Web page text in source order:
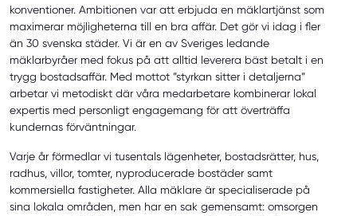
konventioner. Ambitionen var att erbjuda en mäklartjänst som
maximerar möjligheterna till en bra affär. Det gör vi idag i fler
än 30 svenska städer. Vi är en av Sveriges ledande
mäklarbyråer med fokus på att alltid leverera bäst betalt i en
trygg bostadsaffär. Med mottot ”styrkan sitter i detaljerna”
arbetar vi metodiskt där våra medarbetare kombinerar lokal
expertis med personligt engagemang för att överträffa
kundernas förväntningar.
Varje år förmedlar vi tusentals lägenheter, bostadsrätter, hus,
radhus, villor, tomter, nyproducerade bostäder samt
kommersiella fastigheter. Alla mäklare är specialiserade på
sina lokala områden, men har en sak gemensamt: omsorgen